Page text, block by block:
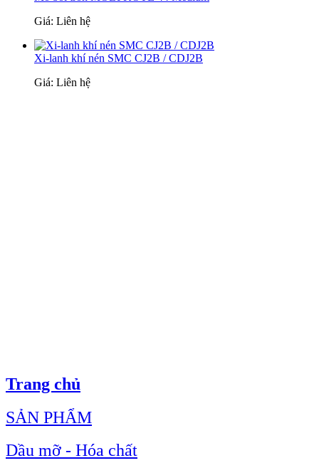
Giá: Liên hệ
Xi-lanh khí nén SMC CJ2B / CDJ2B
Giá: Liên hệ
Trang chủ
SẢN PHẨM
Dầu mỡ - Hóa chất